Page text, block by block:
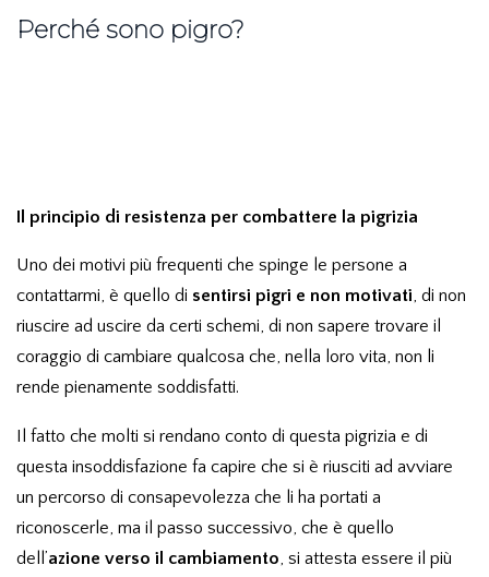
Perché sono pigro?
Il principio di resistenza per combattere la pigrizia
Uno dei motivi più frequenti che spinge le persone a
contattarmi, è quello di sentirsi pigri e non motivati, di non
riuscire ad uscire da certi schemi, di non sapere trovare il
coraggio di cambiare qualcosa che, nella loro vita, non li
rende pienamente soddisfatti.
Il fatto che molti si rendano conto di questa pigrizia e di
questa insoddisfazione fa capire che si è riusciti ad avviare
un percorso di consapevolezza che li ha portati a
riconoscerle, ma il passo successivo, che è quello
dell’azione verso il cambiamento, si attesta essere il più